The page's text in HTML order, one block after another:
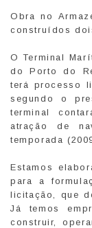
Obra no
construídos
O Terminal
do Porto do
terá processo
segundo o
terminal
atração de
temporada
Estamos
para a
licitação, que
Já temos
construir,